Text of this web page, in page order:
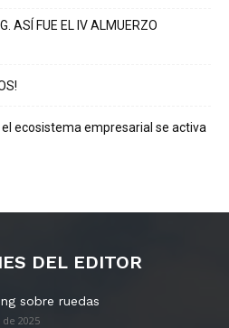
ASÍ FUE EL IV ALMUERZO
el ecosistema empresarial se activa
DEL EDITOR
sobre ruedas
2025